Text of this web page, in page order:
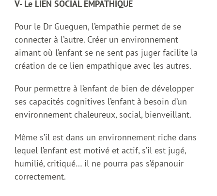
V- Le LIEN SOCIAL EMPATHIQUE
Pour le Dr Gueguen, l’empathie permet de se
connecter à l’autre. Créer un environnement
aimant où l’enfant se ne sent pas juger facilite la
création de ce lien empathique avec les autres.
Pour permettre à l’enfant de bien de développer
ses capacités cognitives l’enfant à besoin d’un
environnement chaleureux, social, bienveillant.
Même s’il est dans un environnement riche dans
lequel l’enfant est motivé et actif, s’il est jugé,
humilié, critiqué… il ne pourra pas s’épanouir
correctement.